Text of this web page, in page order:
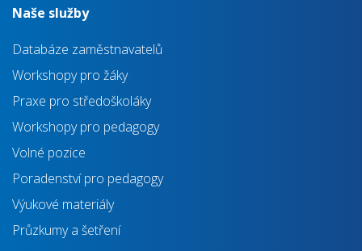
Naše služby
Databáze zaměstnavatelů
Workshopy pro žáky
Praxe pro středoškoláky
Workshopy pro pedagogy
Volné pozice
Poradenství pro pedagogy
Výukové materiály
Průzkumy a šetření